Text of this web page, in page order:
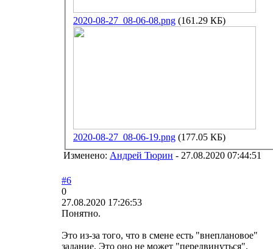
2020-08-27_08-06-08.png (161.29 КБ)
2020-08-27_08-06-19.png (177.05 КБ)
Изменено: Андрей Тюрин - 27.08.2020 07:44:51
#6
0
27.08.2020 17:26:53
Понятно.
Это из-за того, что в смене есть "внеплановое"
задание. Это оно не может "передвинуться".